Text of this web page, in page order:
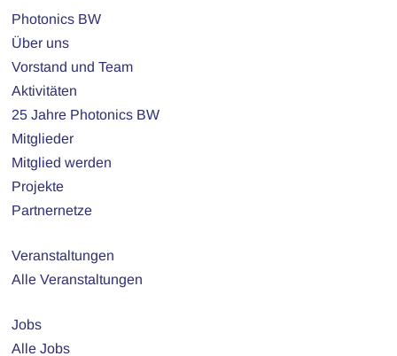
Photonics BW
Über uns
Vorstand und Team
Aktivitäten
25 Jahre Photonics BW
Mitglieder
Mitglied werden
Projekte
Partnernetze
Veranstaltungen
Alle Veranstaltungen
Jobs
Alle Jobs